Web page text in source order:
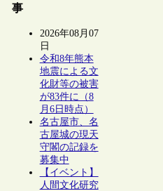
事
2026年08月07
日
令和8年熊本
地震による文
化財等の被害
が83件に（8
月6日時点）
名古屋市、名
古屋城の現天
守閣の記録を
募集中
【イベント】
人間文化研究